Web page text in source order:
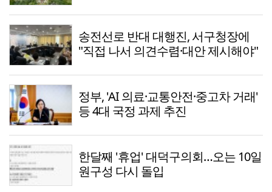
송전선로 반대 대행진, 서구청장에
"직접 나서 의견수렴·대안 제시해야"
정부, 'AI 의료·교통안전·중고차 거래'
등 4대 국정 과제 추진
한달째 '휴업' 대덕구의회…오는 10일
원구성 다시 돌입